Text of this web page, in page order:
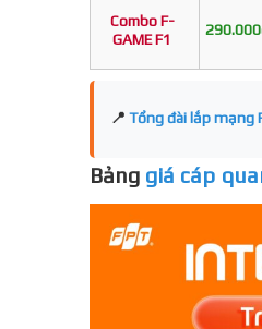
Combo F-
GAME F1
📍 Tổng đài lắp mạng
Bảng giá cáp